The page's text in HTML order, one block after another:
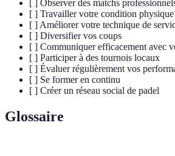
[ ] Observer des matchs
[ ] Travailler votre condition physique
[ ] Améliorer votre technique de
[ ] Diversifier vos coups
[ ] Communiquer efficacement avec
[ ] Participer à des tournois locaux
[ ] Évaluer régulièrement vos
[ ] Se former en continu
[ ] Créer un réseau social de padel
Glossaire